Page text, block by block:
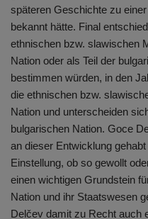
späteren Geschichte zu
bekannt hätte. Final
ethnischen bzw. slawischen
Nation oder als Teil der
bestimmen würden, in den
die ethnischen bzw.
Nation und unterscheiden
bulgarischen Nation. Goce
an dieser Entwicklung
Einstellung, ob so gewollt
einen wichtigen Grundstein
Nation und ihr Staatswesen
Delčev damit zu Recht auch